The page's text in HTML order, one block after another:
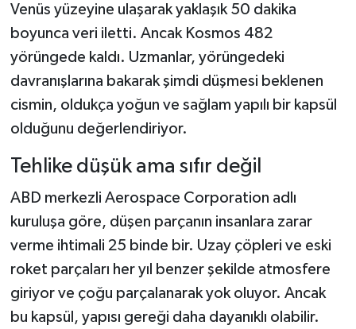
Venüs yüzeyine ulaşarak yaklaşık 50 dakika
boyunca veri iletti. Ancak Kosmos 482
yörüngede kaldı. Uzmanlar, yörüngedeki
davranışlarına bakarak şimdi düşmesi beklenen
cismin, oldukça yoğun ve sağlam yapılı bir kapsül
olduğunu değerlendiriyor.
Tehlike düşük ama sıfır değil
ABD merkezli Aerospace Corporation adlı
kuruluşa göre, düşen parçanın insanlara zarar
verme ihtimali 25 binde bir. Uzay çöpleri ve eski
roket parçaları her yıl benzer şekilde atmosfere
giriyor ve çoğu parçalanarak yok oluyor. Ancak
bu kapsül, yapısı gereği daha dayanıklı olabilir.